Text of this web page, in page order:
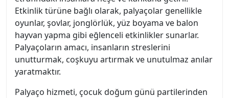
Etkinlik türüne bağlı olarak, palyaçolar genellikle
oyunlar, şovlar, jonglörlük, yüz boyama ve balon
hayvan yapma gibi eğlenceli etkinlikler sunarlar.
Palyaçoların amacı, insanların streslerini
unutturmak, coşkuyu artırmak ve unutulmaz anılar
yaratmaktır.
Palyaço hizmeti, çocuk doğum günü partilerinden